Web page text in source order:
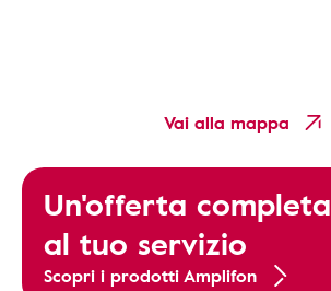
Vai alla mappa
Un'offerta completa
al tuo servizio
Scopri i prodotti Amplifon